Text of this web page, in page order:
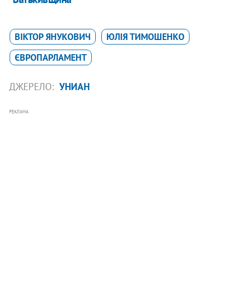
ВІКТОР ЯНУКОВИЧ
ЮЛІЯ ТИМОШЕНКО
ЄВРОПАРЛАМЕНТ
ДЖЕРЕЛО: УНИАН
РЕКЛАМА